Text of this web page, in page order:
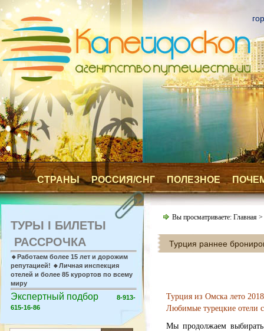
СТРАНЫ РОССИЯ/СНГ ПОЛЕЗНОЕ
ТУРЫ I БИЛЕТЫ
РАССРОЧКА
🔸Работаем более 15 лет и дорожим
репутацией! 🔸Личная инспекция
отелей и более 85 курортов по всему
миру
Экспертный подбор
8-913-
615-16-86
Вы просматриваете: Главная >
Турция раннее
Турция из Омска лето 2018
Любимые турецкие отели
Мы продолжаем